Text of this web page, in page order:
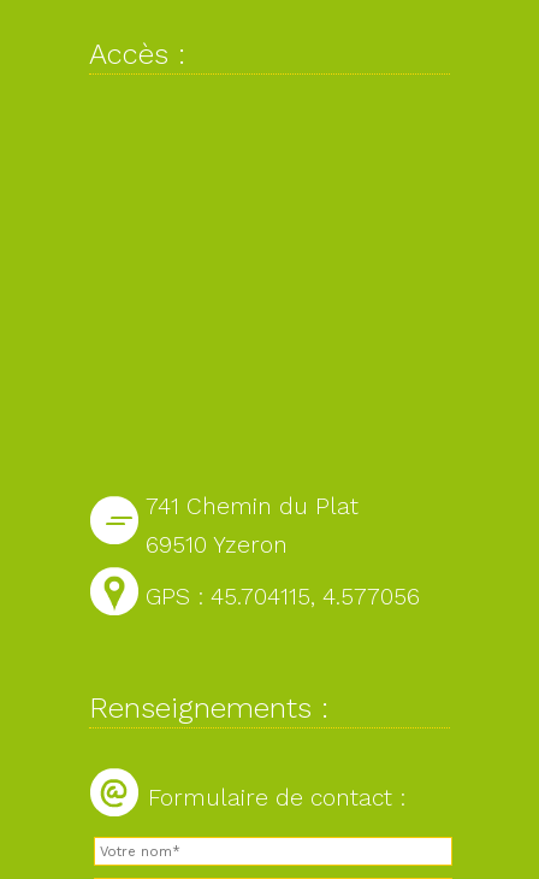
Accès :
741 Chemin du Plat
69510 Yzeron
GPS : 45.704115, 4.577056
Renseignements :
Formulaire de contact :